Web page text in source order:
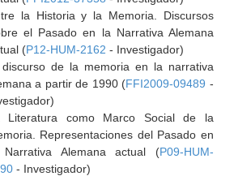
la Historia y la Memoria. Discursos
el Pasado en la Narrativa Alemana
(P12-HUM-2162 - Investigador)
discurso de la memoria en la narrativa
a partir de 1990 (FFI2009-09489 -
Literatura como Marco Social de la
Representaciones del Pasado en
Alemana actual (P09-HUM-
- Investigador)